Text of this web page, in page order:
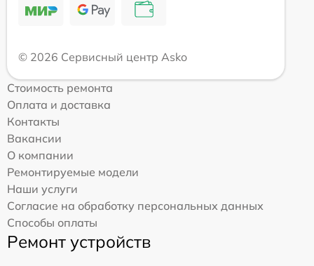
© 2026 Сервисный центр Asko
Стоимость ремонта
Оплата и доставка
Контакты
Вакансии
О компании
Ремонтируемые модели
Наши услуги
Согласие на обработку персональных данных
Способы оплаты
Ремонт устройств